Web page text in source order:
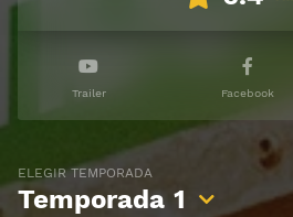
Trailer Facebook
ELEGIR TEMPORADA
Temporada 1